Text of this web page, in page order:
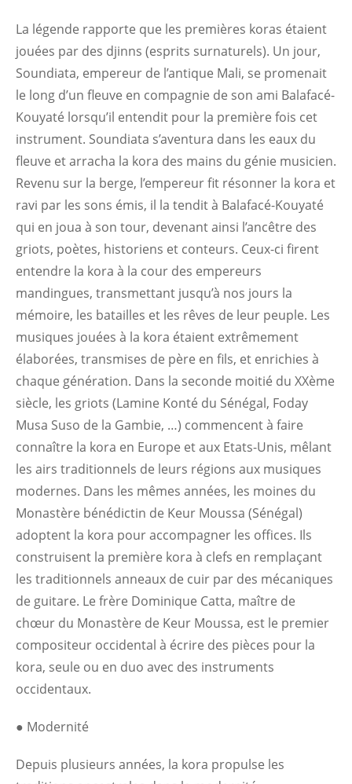
La légende rapporte que les premières koras étaient
jouées par des djinns (esprits surnaturels). Un jour,
Soundiata, empereur de l’antique Mali, se promenait
le long d’un fleuve en compagnie de son ami Balafacé-
Kouyaté lorsqu’il entendit pour la première fois cet
instrument. Soundiata s’aventura dans les eaux du
fleuve et arracha la kora des mains du génie musicien.
Revenu sur la berge, l’empereur fit résonner la kora et
ravi par les sons émis, il la tendit à Balafacé-Kouyaté
qui en joua à son tour, devenant ainsi l’ancêtre des
griots, poètes, historiens et conteurs. Ceux-ci firent
entendre la kora à la cour des empereurs
mandingues, transmettant jusqu’à nos jours la
mémoire, les batailles et les rêves de leur peuple. Les
musiques jouées à la kora étaient extrêmement
élaborées, transmises de père en fils, et enrichies à
chaque génération. Dans la seconde moitié du XXème
siècle, les griots (Lamine Konté du Sénégal, Foday
Musa Suso de la Gambie, …) commencent à faire
connaître la kora en Europe et aux Etats-Unis, mêlant
les airs traditionnels de leurs régions aux musiques
modernes. Dans les mêmes années, les moines du
Monastère bénédictin de Keur Moussa (Sénégal)
adoptent la kora pour accompagner les offices. Ils
construisent la première kora à clefs en remplaçant
les traditionnels anneaux de cuir par des mécaniques
de guitare. Le frère Dominique Catta, maître de
chœur du Monastère de Keur Moussa, est le premier
compositeur occidental à écrire des pièces pour la
kora, seule ou en duo avec des instruments
occidentaux.
● Modernité
Depuis plusieurs années, la kora propulse les